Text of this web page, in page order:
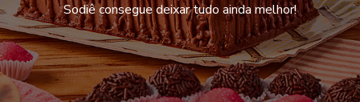
Sodiêconsegue deixar tudo ainda melhor!